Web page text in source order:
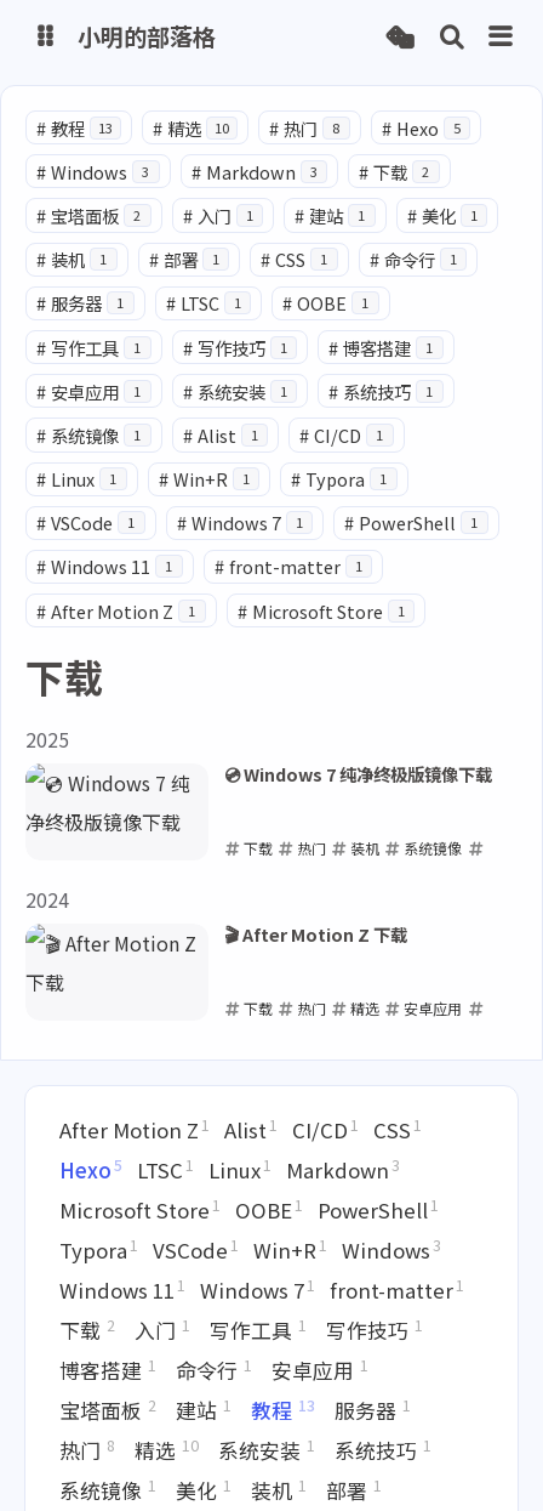
博客
网盘
小明的部落格
#教程 13 # 精选 10 #热门 8 # Hexo 5
#Windows 3 # Markdown 3 #下载 2
# 宝塔面板 2 # 入门 1 # 建站 1 # 美化 1
# 装机 1 # 部署 1 #CSS 1 # 命令行 1
#服务器 1 # LTSC 1 #OOBE 1
# 写作工具 1 # 写作技巧 1 #博客搭建 1
# 安卓应用 1 # 系统安装 1 # 系统技巧 1
# 系统镜像 1 # Alist 1 #CI/CD 1
# Linux 1 # Win+R 1 # Typora 1
#VSCode 1 # Windows 7 1 # PowerShell 1
#Windows 11 1 # front-matter 1
#After Motion Z 1 # Microsoft Store 1
下载
2025
💿 Windows 7 纯净终极版镜像下载
下载 热门 装机
系统镜像
2025-01-07
2024
🎬 After Motion Z 下载
下载 热门 精选
安卓应用
2024-02-21
After Motion Z 1 Alist1 CI/CD 1 CSS 1
Hexo5 LTSC 1 Linux1 Markdown3
Microsoft Store 1 OOBE1 PowerShell1
Typora 1 VSCode 1 Win+R 1 Windows3
Windows 11 1 Windows 71 front-matter1
下载 2 入门 1 写作工具 1 写作技巧 1
博客搭建 1 命令行 1 安卓应用 1
宝塔面板 2 建站 1 教程 13 服务器 1
热门 8 精选 10 系统安装 1 系统技巧 1
系统镜像 1 美化 1 装机 1 部署 1